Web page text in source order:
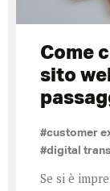
Come
sito
#customer
#digital
Se si è